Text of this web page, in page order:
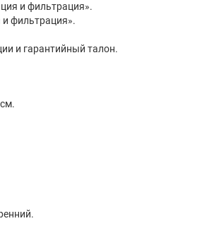
и фильтрация».
фильтрация».
и гарантийный талон.
х 10 х 6,5 см.